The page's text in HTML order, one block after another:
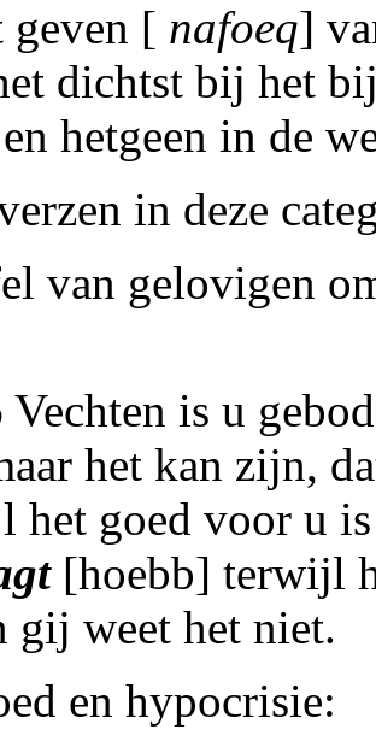
geven [ nafoeq]
dichtst bij het
hetgeen in de
in deze
van gelovigen
Vechten is u
het kan zijn,
het goed voor u
[hoebb] terwijl
gij weet het niet.
en hypocrisie: